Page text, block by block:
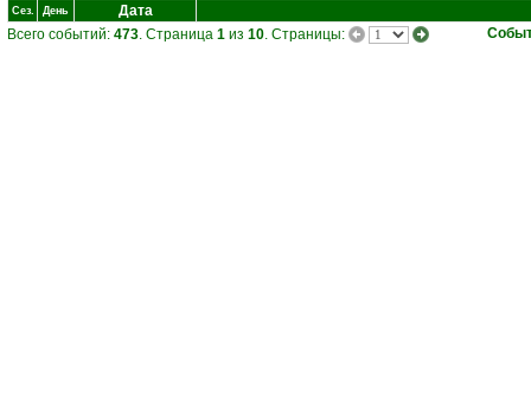
Сез. День
Дата
Всего событий: 473. Страница 1 из 10. Страницы: